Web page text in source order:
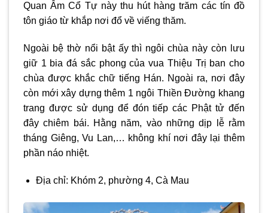
Quan Âm Cổ Tự này thu hút hàng trăm các tín đồ
tôn giáo từ khắp nơi đổ về viếng thăm.
Ngoài bệ thờ nổi bật ấy thì ngôi chùa này còn lưu
giữ 1 bia đá sắc phong của vua Thiệu Trị ban cho
chùa được khắc chữ tiếng Hán. Ngoài ra, nơi đây
còn mới xây dựng thêm 1 ngôi Thiền Đường khang
trang được sử dụng để đón tiếp các Phật tử đến
đây chiêm bái. Hằng năm, vào những dịp lễ rằm
tháng Giêng, Vu Lan,… không khí nơi đây lại thêm
phần náo nhiệt.
Địa chỉ: Khóm 2, phường 4, Cà Mau